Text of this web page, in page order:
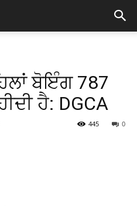
ਬੋਇੰਗ 787
ਹੈ: DGCA
0
445